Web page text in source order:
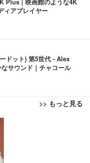
ィアプレイヤー
ドット) 第5世代 - Alex
サウンド｜チャコール
>> もっと見る
椅子 テレワーク 疲れな
コンパクト 約105度ロッ
転 座面昇降 強化ナイロ
ュ 在宅ワーク H-WY01
アムモニター | FlexScan
・USB Type-C・ホワ
シーツ 薄型 レギュラー 1
300枚